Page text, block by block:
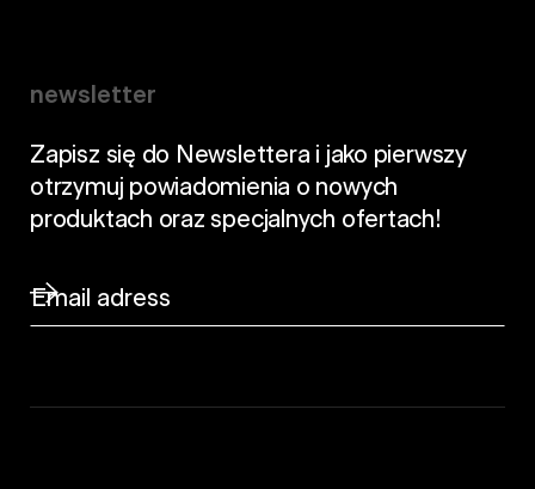
newsletter
Zapisz się do Newslettera i jako pierwszy
otrzymuj powiadomienia o nowych
produktach oraz specjalnych ofertach!